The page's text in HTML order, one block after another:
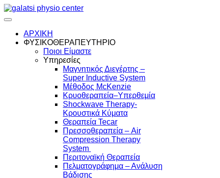
Skip
to
ΑΡΧΙΚΗ
ΦΥΣΙΚΟΘΕΡΑΠΕΥΤΗΡΙΟ
Ποιοι Είμαστε
Υπηρεσίες
Μαγνητικός Διεγέρτης –
Super Inductive System
Μέθοδος McKenzie
Κρυοθεραπεία–Υπερθεμία
Shockwave Therapy-
Κρουστικά Κύματα
Θεραπεία Tecar
Πρεσσοθεραπεία – Air
Compression Therapy
System
Περιτοναϊκή Θεραπεία
Πελματογράφημα – Ανάλυση
Βάδισης